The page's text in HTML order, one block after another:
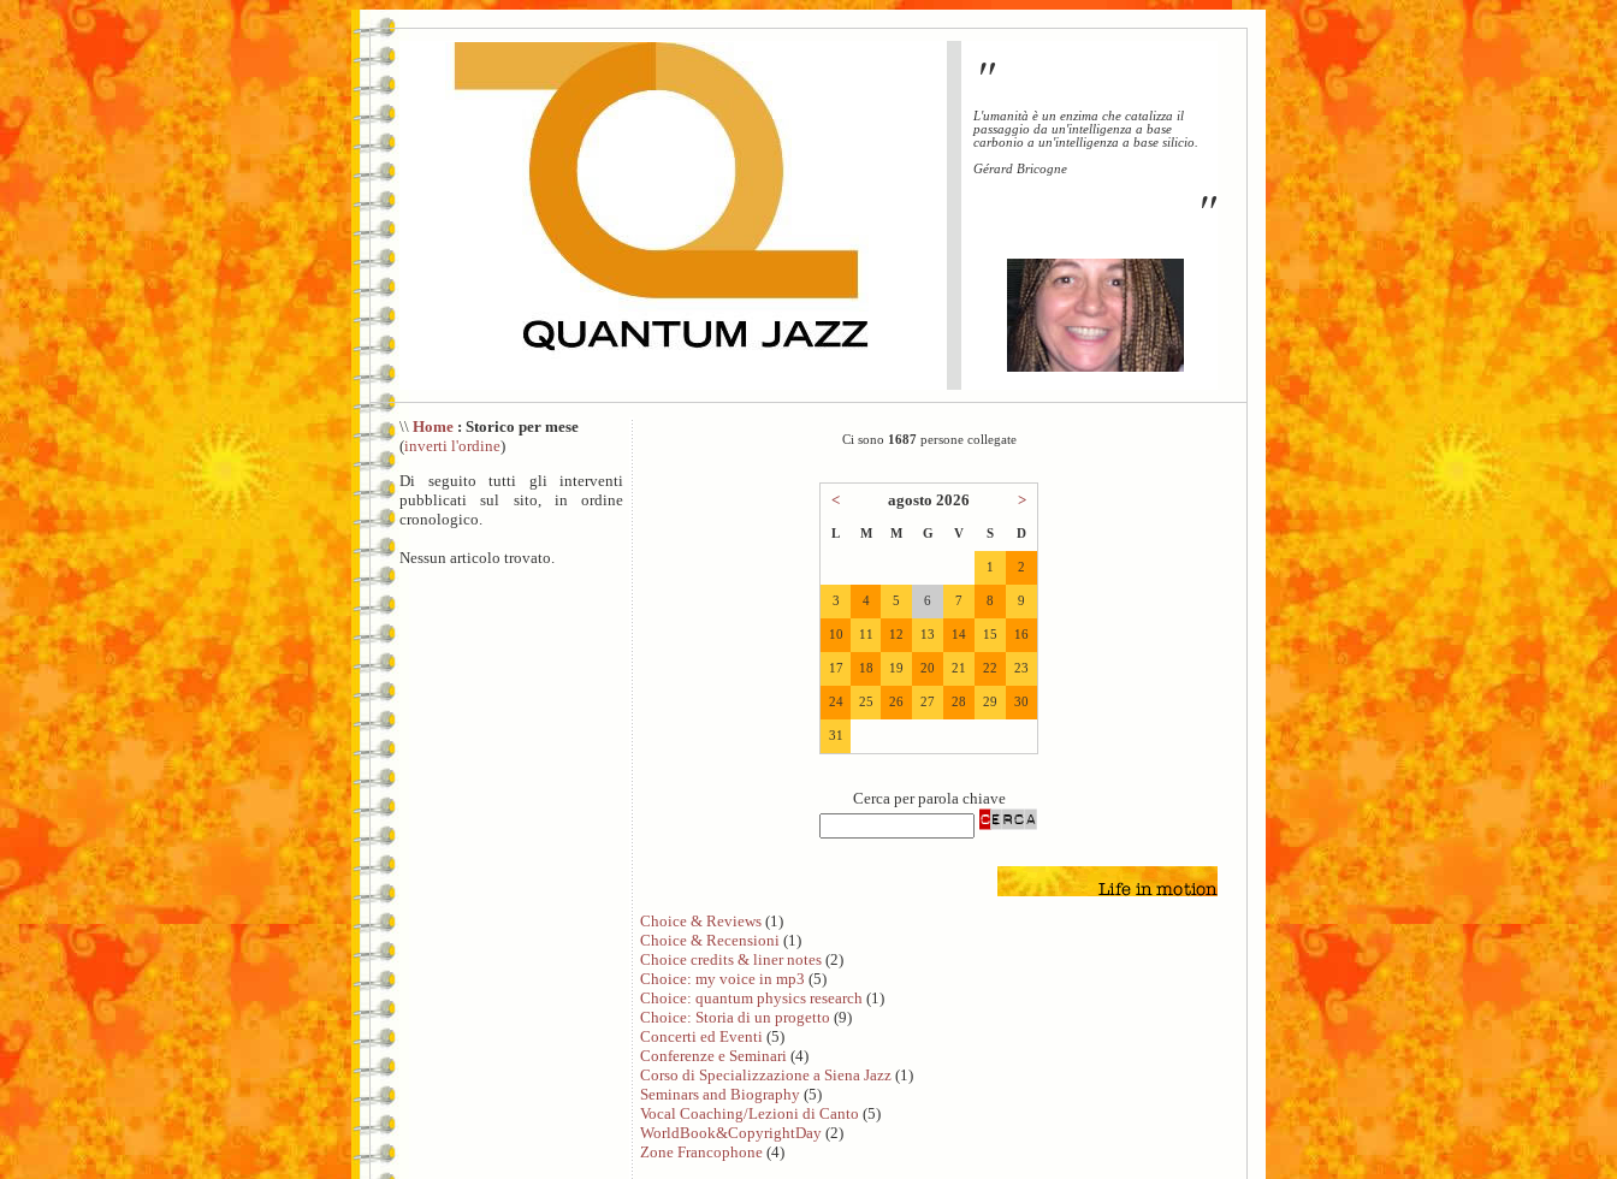
"
L'umanità è un enzima che catalizza il
passaggio da un'intelligenza a base
carbonio a un'intelligenza a base silicio.
Gérard Bricogne
"
\\ Home : Storico per mese
(inverti l'ordine)
Di seguito tutti gli interventi
pubblicati sul sito, in ordine
cronologico.
Nessun articolo trovato.
Ci sono 1687 persone collegate
< agosto 2026 >
L M M G V S D
1 2
3 4 5 6 7 8 9
10 11 12 13 14 15 16
17 18 19 20 21 22 23
24 25 26 27 28 29 30
31
Cerca per parola chiave
Choice & Reviews (1)
Choice & Recensioni (1)
Choice credits & liner notes (2)
Choice: my voice in mp3 (5)
Choice: quantum physics research (1)
Choice: Storia di un progetto (9)
Concerti ed Eventi (5)
Conferenze e Seminari (4)
Corso di Specializzazione a Siena Jazz (1)
Seminars and Biography (5)
Vocal Coaching/Lezioni di Canto (5)
WorldBook&CopyrightDay (2)
Zone Francophone (4)